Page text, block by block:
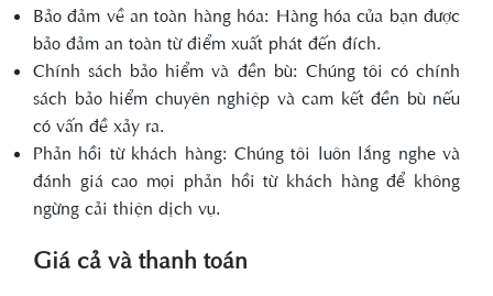
Bảo đảm về an toàn hàng hóa: Hàng hóa của bạn được
bảo đảm an toàn từ điểm xuất phát đến đích.
Chính sách bảo hiểm và đền bù: Chúng tôi có chính
sách bảo hiểm chuyên nghiệp và cam kết đền bù nếu
có vấn đề xảy ra.
Phản hồi từ khách hàng: Chúng tôi luôn lắng nghe và
đánh giá cao mọi phản hồi từ khách hàng để không
ngừng cải thiện dịch vụ.
Giá cả và thanh toán